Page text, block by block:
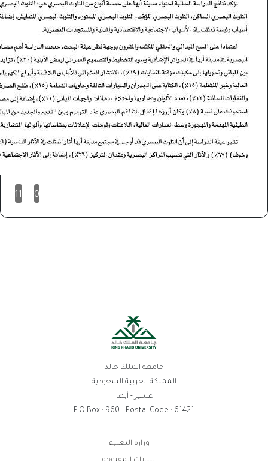
جامعة الملك خالد
المملكة العربية السعودية
عسير - أبها
P.O.Box : 960 - Postal Code : 61421
وزارة التعليم